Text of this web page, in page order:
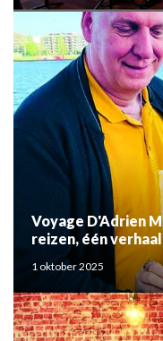
Voyage D'Adrien
reizen, één
Mouden
1 oktober 2025